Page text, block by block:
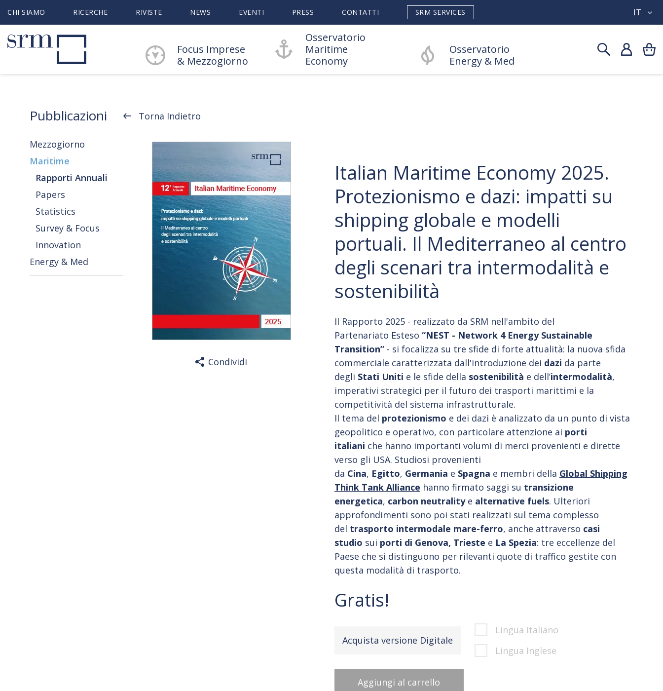
CHI SIAMO RICERCHE RIVISTE NEWS EVENTI PRESS CONTATTI SRM SERVICES IT
Focus Imprese
& Mezzogiorno
Osservatorio
Maritime
Economy
Osservatorio
Energy & Med
Pubblicazioni
Mezzogiorno
Maritime
Rapporti Annuali
Papers
Statistics
Survey & Focus
Innovation
Energy & Med
Torna Indietro
Condividi
Italian Maritime Economy 2025.
Protezionismo e dazi: impatti su
shipping globale e modelli
portuali. Il Mediterraneo al centro
degli scenari tra intermodalità e
sostenibilità
Il Rapporto 2025 - realizzato da SRM nell'ambito del
Partenariato Esteso “NEST - Network 4 Energy Sustainable
Transition”- si focalizza su tre sfide di forte attualità: la nuova sfida
commerciale caratterizzata dall'introduzione dei dazi da parte
degli Stati Uniti e le sfide della sostenibilità e dell’intermodalità,
imperativi strategici per il futuro dei trasporti marittimi e la
competitività del sistema infrastrutturale.
Il tema del protezionismo e dei dazi è analizzato da un punto di vista
geopolitico e operativo, con particolare attenzione ai porti
italiani che hanno importanti volumi di merci provenienti e dirette
verso gli USA. Studiosi provenienti
da Cina, Egitto, Germania e Spagna e membri della Global Shipping
Think Tank Alliance hanno firmato saggi su transizione
energetica, carbon neutralitye alternative fuels. Ulteriori
approfondimenti sono poi stati realizzati sul tema complesso
del trasporto intermodale mare-ferro, anche attraverso casi
studio sui porti di Genova, Trieste e La Spezia: tre eccellenze del
Paese che si distinguono per rilevanti quote di traffico gestite con
questa modalità di trasporto.
Gratis!
Acquista versione Digitale
Lingua Italiano
Lingua Inglese
Aggiungi al carrello